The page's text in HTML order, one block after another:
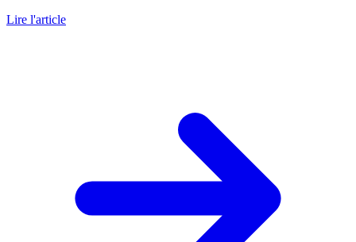
Lire l'article